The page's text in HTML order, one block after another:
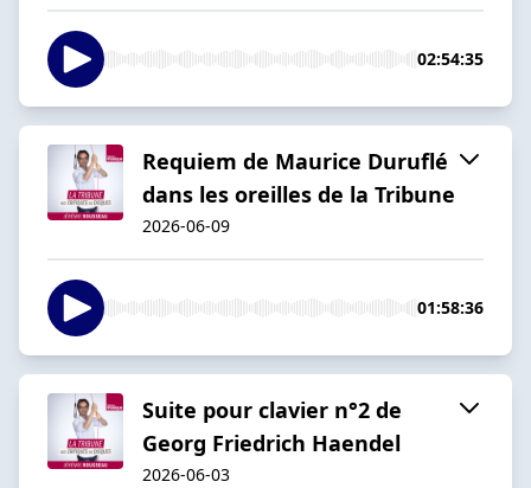
02:54:35
Requiem de Maurice Duruflé
dans les oreilles de la Tribune
2026-06-09
01:58:36
Suite pour clavier n°2 de
Georg Friedrich Haendel
2026-06-03